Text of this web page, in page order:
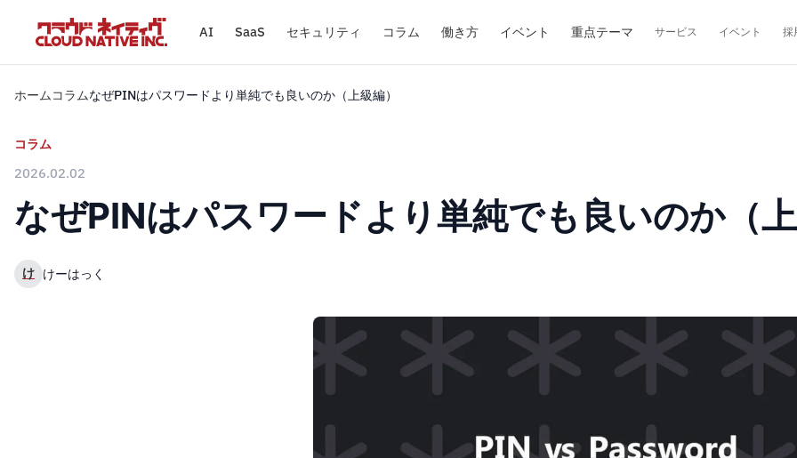
AI SaaS セキュリティ コラム 働き方 イベント 重点テーマ サービス イベント 採
ホームコラムなぜPINはパスワードより単純でも良いのか（上級編）
コラム
2026.02.02
なぜPINはパスワードより単純でも良いのか（
け けーはっく